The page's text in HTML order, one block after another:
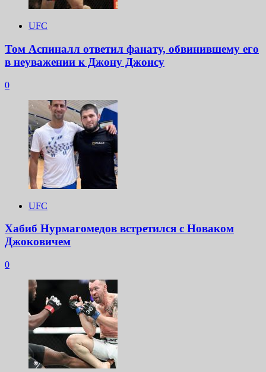
UFC
Том Аспиналл ответил фанату, обвинившему его
в неуважении к Джону Джонсу
0
UFC
Хабиб Нурмагомедов встретился с Новаком
Джоковичем
0